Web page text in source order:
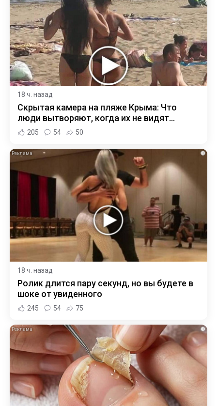
18 ч. назад
Скрытая камера на пляже Крыма: Что
люди вытворяют, когда их не видят...
205 54 50
i
18 ч. назад
Ролик длится пару секунд, но вы будете в
шоке от увиденного
245 54 75
i